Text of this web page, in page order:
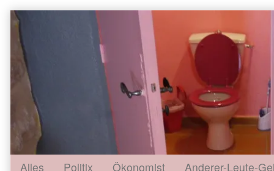
Skip
to
content
Alles Politix Ökonomist
Anderer-Leute-